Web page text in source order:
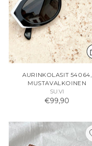
AURINKOLASIT 54064,
MUSTAVALKOINEN
SU.VI
€99,90